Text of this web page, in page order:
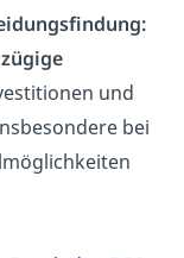
zügige
und
bei